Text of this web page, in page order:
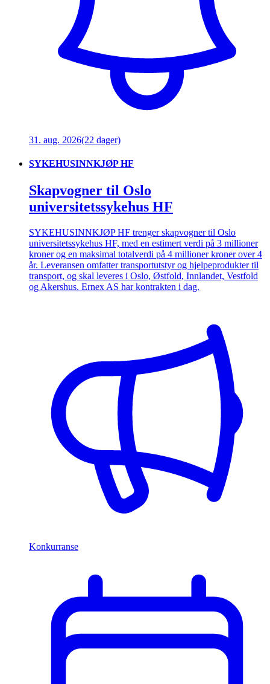
31. aug. 2026(22 dager)
SYKEHUSINNKJØP HF
Skapvogner til Oslo
universitetssykehus HF
SYKEHUSINNKJØP HF trenger skapvogner til Oslo
universitetssykehus HF, med en estimert verdi på 3 millioner
kroner og en maksimal totalverdi på 4 millioner kroner over 4
år. Leveransen omfatter transportutstyr og hjelpeprodukter til
transport, og skal leveres i Oslo, Østfold, Innlandet, Vestfold
og Akershus. Ernex AS har kontrakten i dag.
Konkurranse